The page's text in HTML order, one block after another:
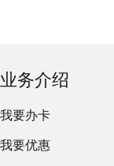
业务介绍
我要办卡
我要优惠